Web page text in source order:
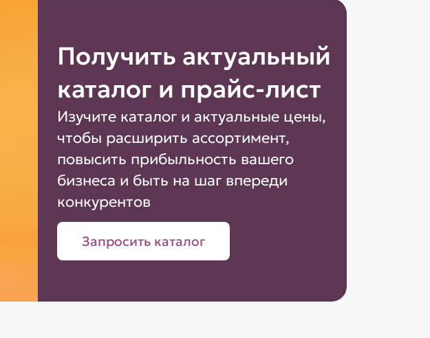
Получить актуальный
каталог и прайс-лист
Изучите каталог и актуальные цены,
чтобы расширить ассортимент,
повысить прибыльность вашего
бизнеса и быть на шаг впереди
конкурентов
Запросить каталог